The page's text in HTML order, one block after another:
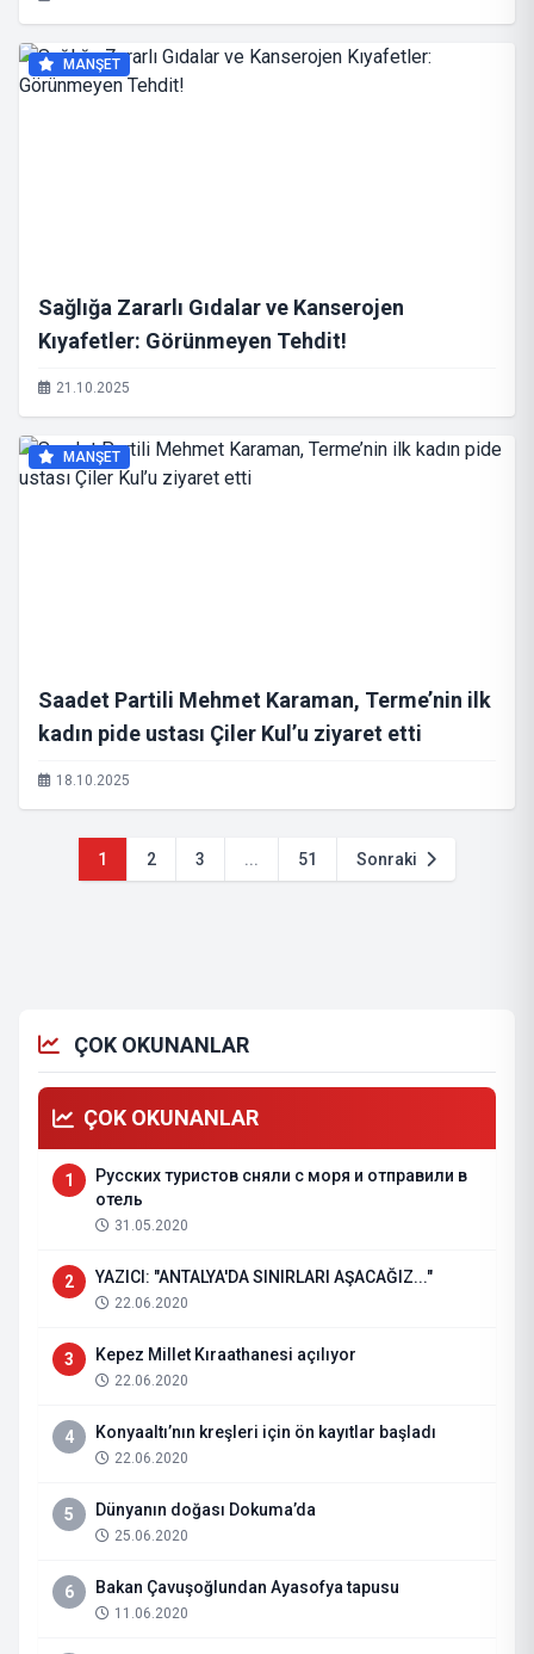
MANŞET
Sağlığa Zararlı Gıdalar ve Kanserojen
Kıyafetler: Görünmeyen Tehdit!
21.10.2025
MANŞET
Saadet Partili Mehmet Karaman, Terme’nin ilk
kadın pide ustası Çiler Kul’u ziyaret etti
18.10.2025
1 2 3 ... 51 Sonraki
ÇOK OKUNANLAR
ÇOK OKUNANLAR
1
Русских туристов сняли с моря и отправили в
отель
31.05.2020
2 YAZICI: "ANTALYA'DA SINIRLARI AŞACAĞIZ..."
22.06.2020
3 Kepez Millet Kıraathanesi açılıyor
22.06.2020
4 Konyaaltı’nın kreşleri için ön kayıtlar başladı
22.06.2020
5 Dünyanın doğası Dokuma’da
25.06.2020
6 Bakan Çavuşoğlundan Ayasofya tapusu
11.06.2020